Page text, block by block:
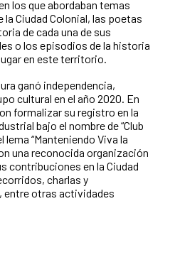
los que abordaban temas
Ciudad Colonial, las poetas
de cada una de sus
o los episodios de la historia
en este territorio.
ganó independencia,
cultural en el año 2020. En
formalizar su registro en la
bajo el nombre de “Club
lema “Manteniendo Viva la
una reconocida organización
contribuciones en la Ciudad
charlas y
otras actividades